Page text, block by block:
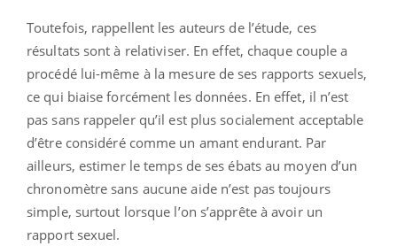
Toutefois, rappellent les auteurs de l’étude, ces
résultats sont à relativiser. En effet, chaque couple a
procédé lui-même à la mesure de ses rapports sexuels,
ce qui biaise forcément les données. En effet, il n’est
pas sans rappeler qu’il est plus socialement acceptable
d’être considéré comme un amant endurant. Par
ailleurs, estimer le temps de ses ébats au moyen d’un
chronomètre sans aucune aide n’est pas toujours
simple, surtout lorsque l’on s’apprête à avoir un
rapport sexuel.